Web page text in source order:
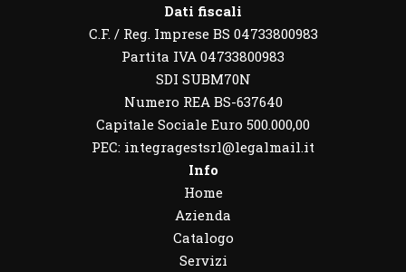
Dati fiscali
C.F. / Reg. Imprese BS 04733800983
Partita IVA 04733800983
SDI SUBM70N
Numero REA BS-637640
Capitale Sociale Euro 500.000,00
PEC: integragestsrl@legalmail.it
Info
Home
Azienda
Catalogo
Servizi